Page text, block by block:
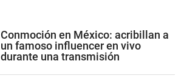
Conmoción en México: acribillan a
un famoso influencer en vivo
durante una transmisión